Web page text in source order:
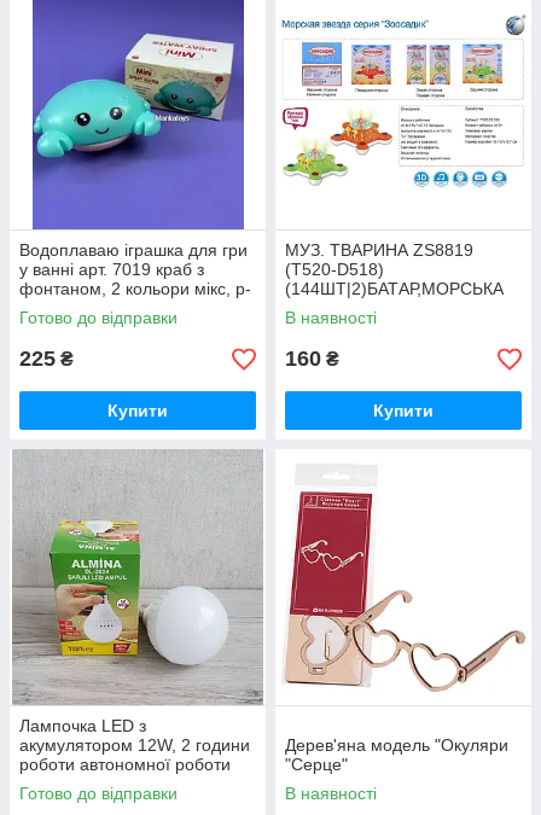
Водоплаваю іграшка для гри
у ванні арт. 7019 краб з
фонтаном, 2 кольори мікс, р-
р10, 2*9*10, короб.
Готово до відправки
225 ₴
Купити
МУЗ. ТВАРИНА ZS8819
(T520-D518)
(144ШТ|2)БАТАР,МОРСЬКА
ЗІРКА 2 КОЛ МІКС,СПІВАЄ
ПІСНЮ,СВІТЛО 3-D
В наявності
160 ₴
Купити
Лампочка LED з
акумулятором 12W, 2 години
роботи автономної роботи
без світла, Е27, ALMINA DL-
2024 /
Готово до відправки
Дерев'яна модель "Окуляри
"Серце"
В наявності